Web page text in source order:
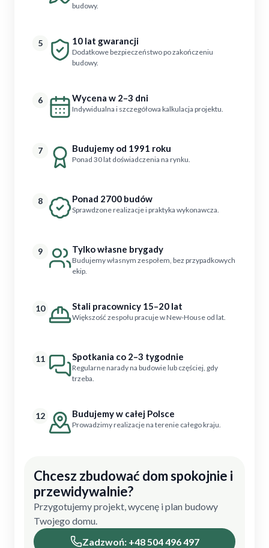
budowy.
5 10 lat gwarancji
Dodatkowe bezpieczeństwo po zakończeniu
budowy.
6 Wycena w 2–3 dni
Indywidualna i szczegółowa kalkulacja projektu.
7 Budujemy od 1991 roku
Ponad 30 lat doświadczenia na rynku.
8 Ponad 2700 budów
Sprawdzone realizacje i praktyka wykonawcza.
9 Tylko własne brygady
Budujemy własnym zespołem, bez przypadkowych
ekip.
10 Stali pracownicy 15–20 lat
Większość zespołu pracuje w New-House od lat.
11 Spotkania co 2–3 tygodnie
Regularne narady na budowie lub częściej, gdy
trzeba.
12 Budujemy w całej Polsce
Prowadzimy realizacje na terenie całego kraju.
Chcesz zbudować dom spokojnie i
przewidywalnie?
Przygotujemy projekt, wycenę i plan budowy
Twojego domu.
Zadzwoń: +48 504 496 497